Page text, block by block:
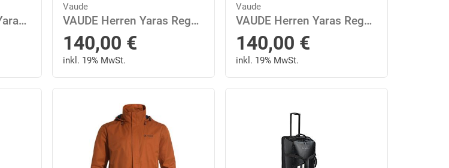
VAUDE Herren Hose Yaras Rain Pants III
Vaude
VAUDE Herren Yaras Regenhose III
140,00 €
inkl. 19% MwSt.
Vaude
VAUDE Herren Yaras Regenhose III
140,00 €
inkl. 19% MwSt.